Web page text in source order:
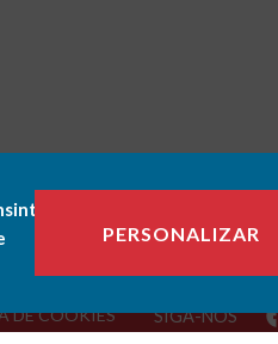
DE COOKIES SIGA-NOS
a
PERSONALIZAR